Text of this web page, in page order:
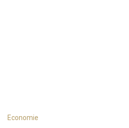
Economie